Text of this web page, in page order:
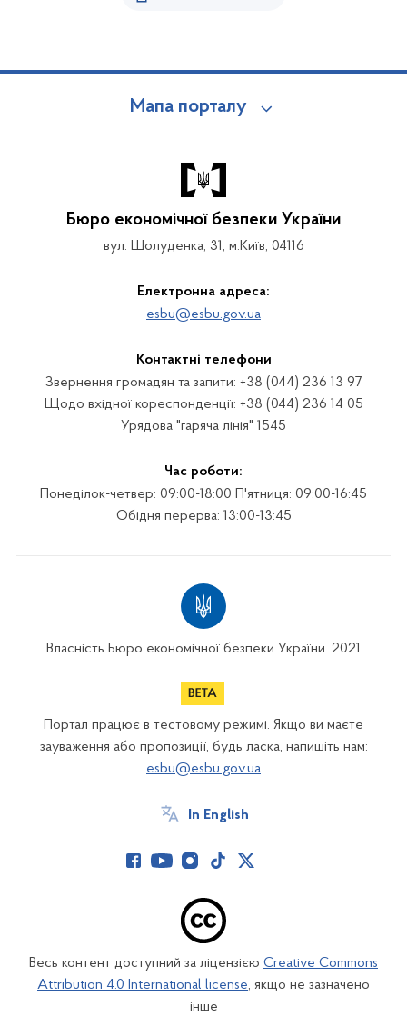
Мапа порталу
Бюро економічної безпеки України
вул. Шолуденка, 31, м.Київ, 04116
Електронна адреса:
esbu@esbu.gov.ua
Контактні телефони
Звернення громадян та запити: +38 (044) 236 13 97
Щодо вхідної кореспонденції: +38 (044) 236 14 05
Урядова "гаряча лінія" 1545
Час роботи:
Понеділок-четвер: 09:00-18:00 П'ятниця: 09:00-16:45
Обідня перерва: 13:00-13:45
Власність Бюро економічної безпеки України. 2021
Портал працює в тестовому режимі. Якщо ви маєте
зауваження або пропозиції, будь ласка, напишіть нам:
esbu@esbu.gov.ua
In English
Весь контент доступний за ліцензією Creative Commons
Attribution 4.0 International license, якщо не зазначено
інше